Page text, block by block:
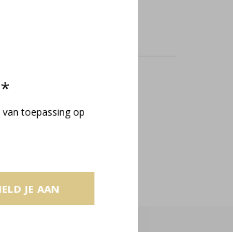
toepassing op
JE AAN